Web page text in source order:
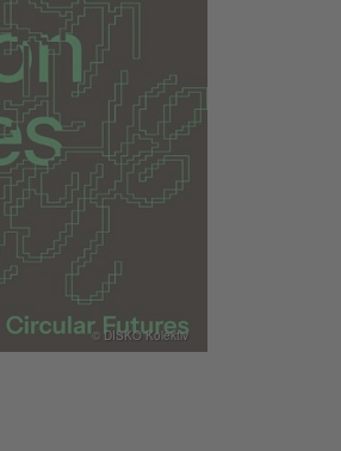
© DISKO Kolektiv